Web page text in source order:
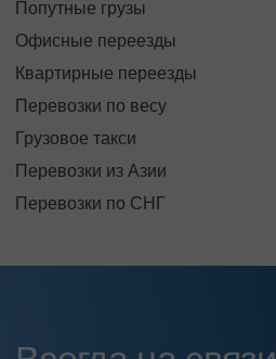
Попутные грузы
Офисные переезды
Квартирные переезды
Перевозки по весу
Грузовое такси
Перевозки из Азии
Перевозки по СНГ